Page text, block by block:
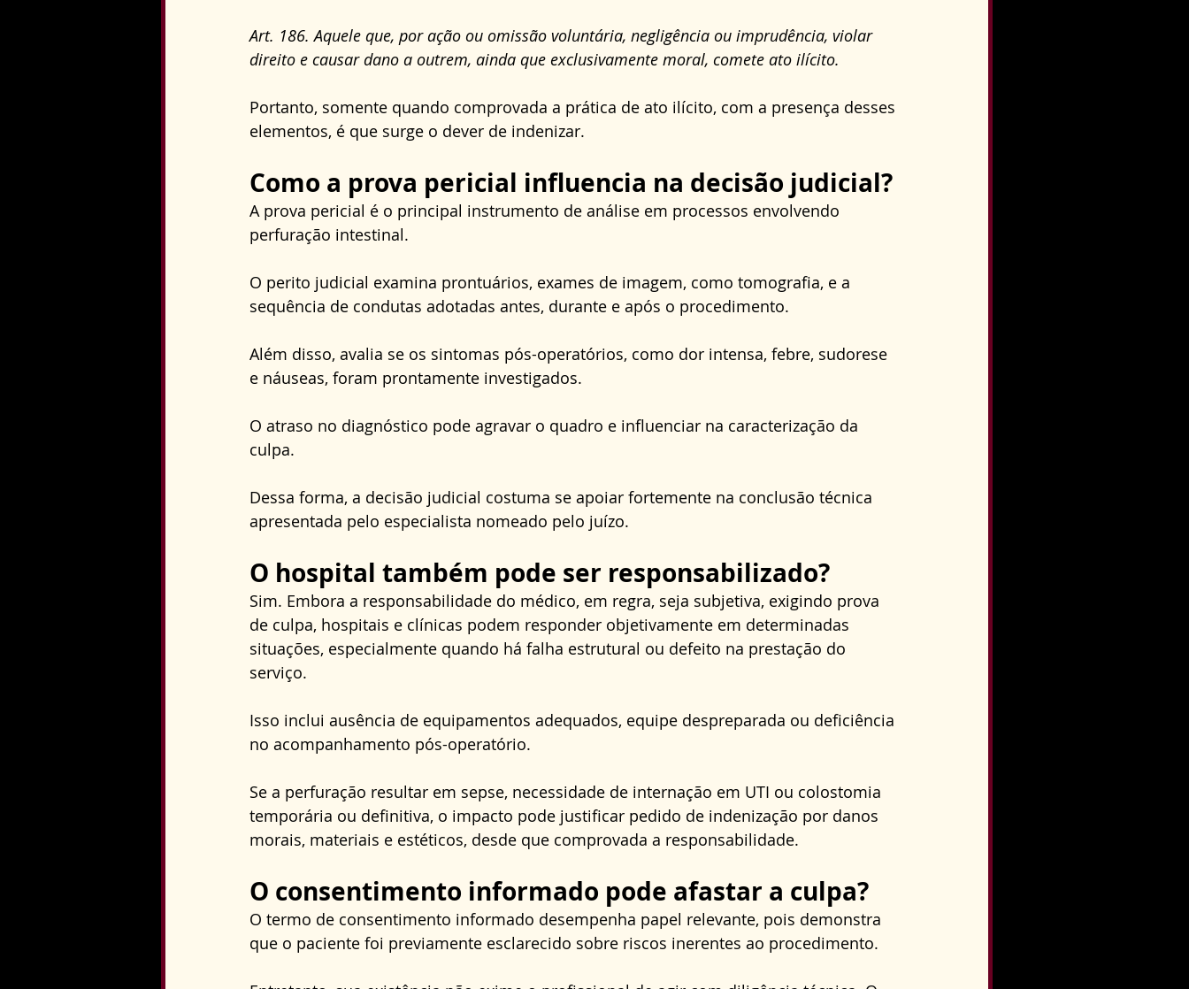
Art. 186. Aquele que, por ação ou omissão voluntária, negligência ou imprudência, violar
direito e causar dano a outrem, ainda que exclusivamente moral, comete ato ilícito.
Portanto, somente quando comprovada a prática de ato ilícito, com a presença desses
elementos, é que surge o dever de indenizar.
Como a prova pericial influencia na decisão judicial?
A prova pericial é o principal instrumento de análise em processos envolvendo
perfuração intestinal.
O perito judicial examina prontuários, exames de imagem, como tomografia, e a
sequência de condutas adotadas antes, durante e após o procedimento.
Além disso, avalia se os sintomas pós-operatórios, como dor intensa, febre, sudorese
e náuseas, foram prontamente investigados.
O atraso no diagnóstico pode agravar o quadro e influenciar na caracterização da
culpa.
Dessa forma, a decisão judicial costuma se apoiar fortemente na conclusão técnica
apresentada pelo especialista nomeado pelo juízo.
O hospital também pode ser responsabilizado?
Sim. Embora a responsabilidade do médico, em regra, seja subjetiva, exigindo prova
de culpa, hospitais e clínicas podem responder objetivamente em determinadas
situações, especialmente quando há falha estrutural ou defeito na prestação do
serviço.
Isso inclui ausência de equipamentos adequados, equipe despreparada ou deficiência
no acompanhamento pós-operatório.
Se a perfuração resultar em sepse, necessidade de internação em UTI ou colostomia
temporária ou definitiva, o impacto pode justificar pedido de indenização por danos
morais, materiais e estéticos, desde que comprovada a responsabilidade.
O consentimento informado pode afastar a culpa?
O termo de consentimento informado desempenha papel relevante, pois demonstra
que o paciente foi previamente esclarecido sobre riscos inerentes ao procedimento.